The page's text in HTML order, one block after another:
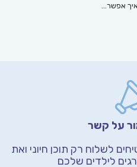
אפשר…
על קשר
לשלוח רק תוכן חיוני ואת
לילדים שלכם